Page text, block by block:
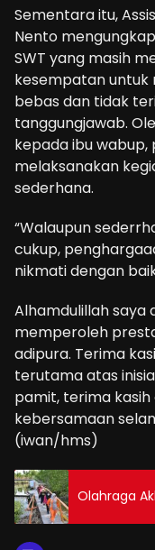
Sementara itu,
Nento
SWT yang masih
kesempatan untuk
bebas dan tidak
tanggungjawab.
kepada ibu
melaksanakan
sederhana.
“Walaupun
cukup,
nikmati dengan
Alhamdulillah
memperoleh
adipura. Terima
terutama atas
pamit, terima
kebersamaan
(iwan/hms)
Olahraga